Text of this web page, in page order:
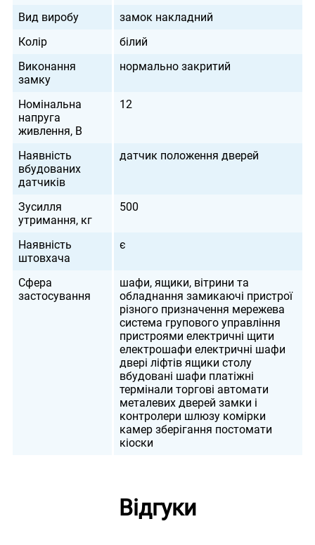
Вид виробу
замок накладний
Колір
білий
Виконання
замку
нормально закритий
Номінальна
напруга
живлення, В
12
Наявність
вбудованих
датчиків
датчик положення дверей
Зусилля
утримання, кг
500
Наявність
штовхача
є
Сфера
застосування
шафи, ящики, вітрини та
обладнання замикаючі пристрої
різного призначення мережева
система групового управління
пристроями електричні щити
електрошафи електричні шафи
двері ліфтів ящики столу
вбудовані шафи платіжні
термінали торгові автомати
металевих дверей замки і
контролери шлюзу комірки
камер зберігання постомати
кіоски
Відгуки